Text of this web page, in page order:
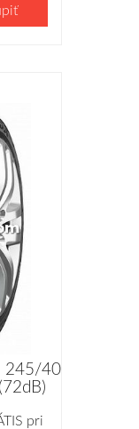
245/40
pri